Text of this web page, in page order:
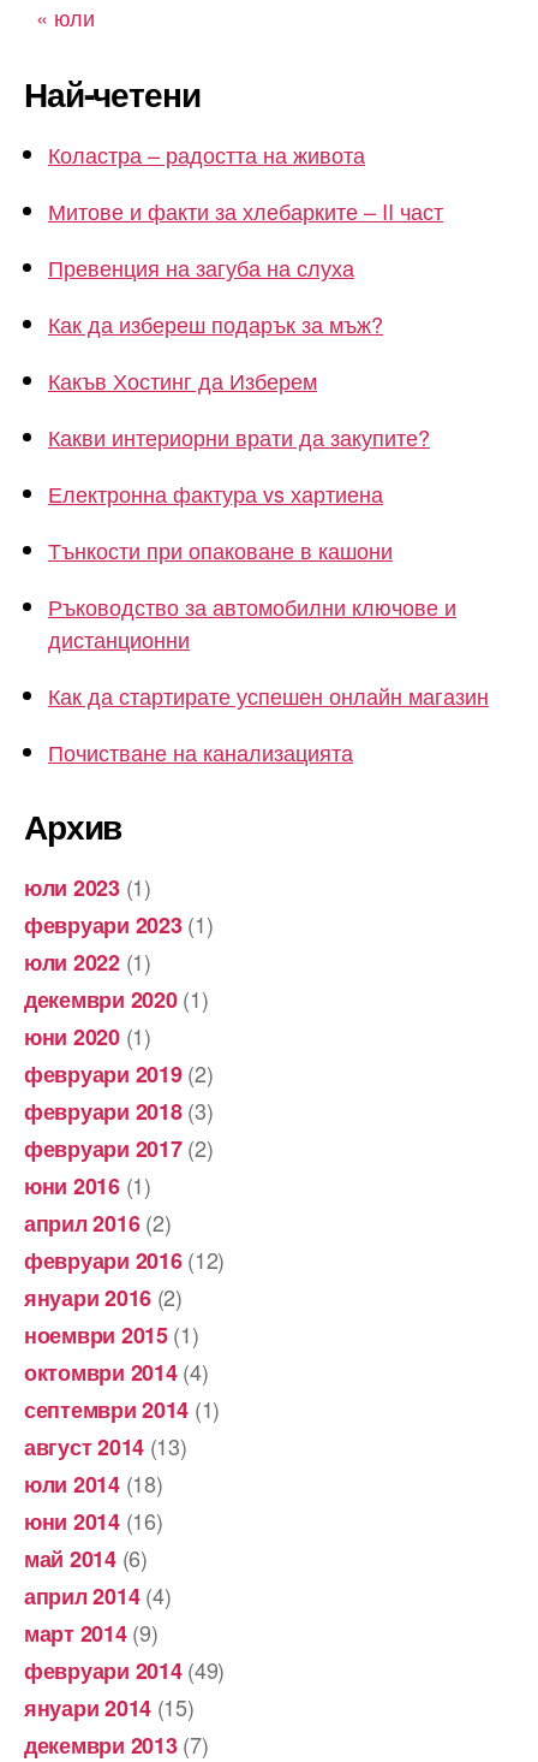
« юли
Най-четени
Коластра – радостта на живота
Митове и факти за хлебарките – II част
Превенция на загуба на слуха
Как да избереш подарък за мъж?
Какъв Хостинг да Изберем
Какви интериорни врати да закупите?
Електронна фактура vs хартиена
Тънкости при опаковане в кашони
Ръководство за автомобилни ключове и
дистанционни
Как да стартирате успешен онлайн магазин
Почистване на канализацията
Архив
юли 2023(1)
февруари 2023(1)
юли 2022(1)
декември 2020(1)
юни 2020(1)
февруари 2019(2)
февруари 2018(3)
февруари 2017(2)
юни 2016(1)
април 2016(2)
февруари 2016(12)
януари 2016 (2)
ноември 2015(1)
октомври 2014(4)
септември 2014 (1)
август 2014 (13)
юли 2014(18)
юни 2014(16)
май 2014(6)
април 2014(4)
март 2014(9)
февруари 2014(49)
януари 2014 (15)
декември 2013(7)